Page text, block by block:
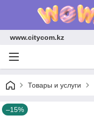
www.citycom.kz
Товары и услуги
–15%